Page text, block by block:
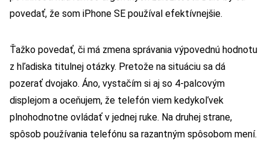
povedať, že som iPhone SE používal efektívnejšie.
Ťažko povedať, či má zmena správania výpovednú hodnotu
z hľadiska titulnej otázky. Pretože na situáciu sa dá
pozerať dvojako. Áno, vystačím si aj so 4-palcovým
displejom a oceňujem, že telefón viem kedykoľvek
plnohodnotne ovládať v jednej ruke. Na druhej strane,
spôsob používania telefónu sa razantným spôsobom mení.